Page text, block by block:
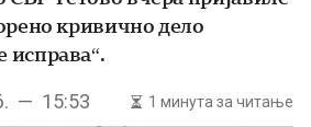
кривично дело
— 15:53 1 минута за читање